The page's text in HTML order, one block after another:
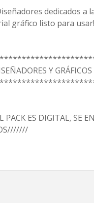
dedicados a
gráfico listo para usar!
Y GRÁFICOS
ES DIGITAL, SE